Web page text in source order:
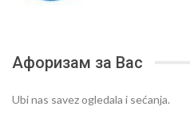
Афоризам за Вас
Ubi nas savez ogledala i sećanja.